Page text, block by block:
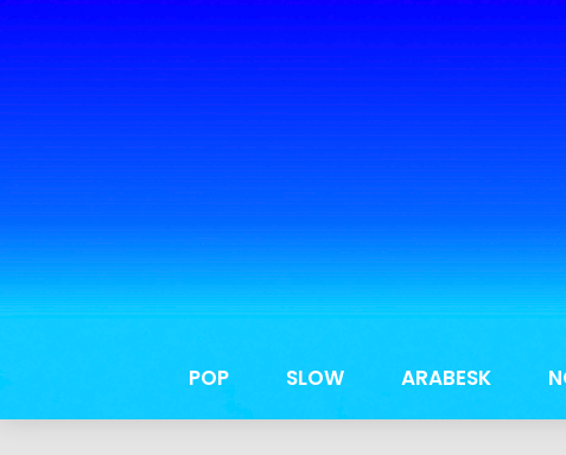
POP SLOW ARABESK